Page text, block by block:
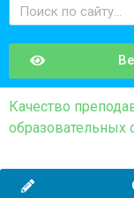
Качество
образовательных